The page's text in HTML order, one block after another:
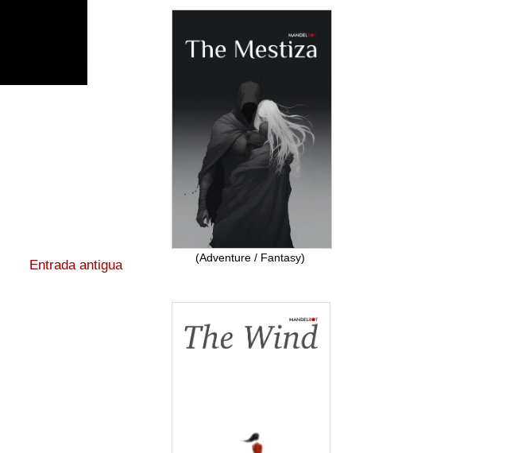
Entrada antigua
(Adventure / Fantasy)